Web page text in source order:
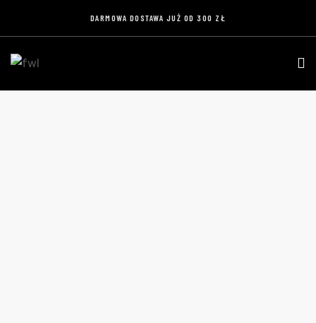
DARMOWA DOSTAWA JUŻ OD 300 ZŁ